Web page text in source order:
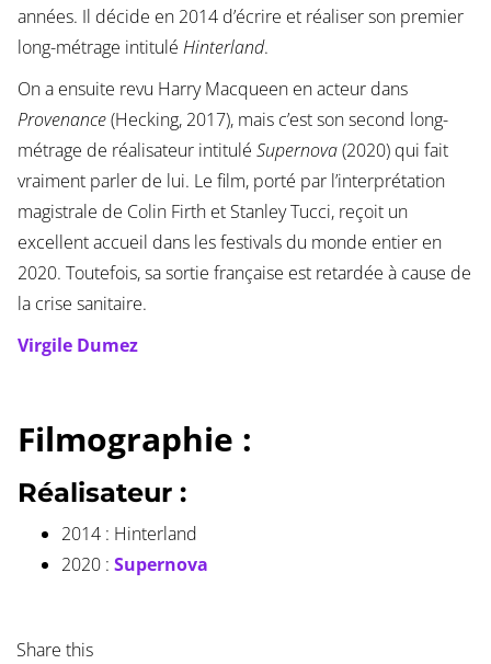
années. Il décide en 2014 d’écrire et réaliser son premier
long-métrage intitulé Hinterland.
On a ensuite revu Harry Macqueen en acteur dans
Provenance(Hecking, 2017), mais c’est son second long-
métrage de réalisateur intitulé Supernova(2020) qui fait
vraiment parler de lui. Le film, porté par l’interprétation
magistrale de Colin Firth et Stanley Tucci, reçoit un
excellent accueil dans les festivals du monde entier en
2020. Toutefois, sa sortie française est retardée à cause de
la crise sanitaire.
Virgile Dumez
Filmographie :
Réalisateur :
2014 : Hinterland
2020 : Supernova
Share this